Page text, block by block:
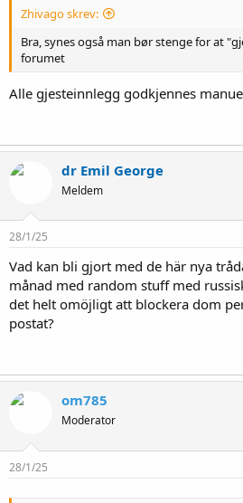
Zhivago skrev:
Bra, synes også man bør stenge for at
forumet
Alle gjesteinnlegg godkjennes
dr Emil George
Meldem
28/1/25
Vad kan bli gjort med de här nya
månad med random stuff med
det helt omöjligt att blockera dom
postat?
om785
Moderator
28/1/25